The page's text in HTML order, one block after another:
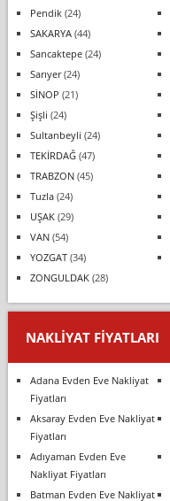
Pendik(24)
SAKARYA(44)
Sancaktepe(24)
Sarıyer(24)
SİNOP (21)
Şişli (24)
Sultanbeyli (24)
TEKİRDAĞ(47)
TRABZON(45)
Tuzla(24)
UŞAK(29)
VAN(54)
YOZGAT(34)
ZONGULDAK(28)
NAKLIYAT FIYATLARI
Adana Evden Eve Nakliyat
Fiyatları
Aksaray Evden Eve Nakliyat
Fiyatları
Adıyaman Evden Eve
Nakliyat Fiyatları
Batman Evden Eve Nakliyat